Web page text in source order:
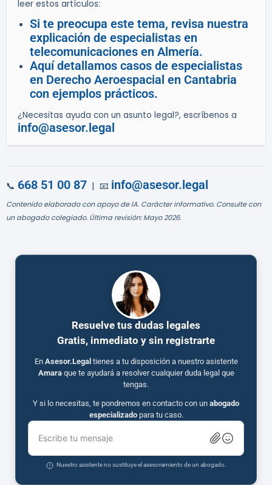
leer estos artículos:
Si te preocupa este tema, revisa nuestra
explicación de especialistas en
telecomunicaciones en Almería.
Aquí detallamos casos de especialistas
en Derecho Aeroespacial en Cantabria
con ejemplos prácticos.
¿Necesitas ayuda con un asunto legal?, escríbenos a
info@asesor.legal
📞 668 51 00 87 | 📧 info@asesor.legal
Contenido elaborado con apoyo de IA. Carácter informativo. Consulte con
un abogado colegiado. Última revisión: Mayo 2026.
Resuelve tus dudas legales
Gratis, inmediato y sin registrarte
En Asesor.Legal tienes a tu disposición a nuestro asistente
Amaraque te ayudará a resolver cualquier duda legal que
tengas.
Y si lo necesitas, te pondremos en contacto con un abogado
especializadopara tu caso.
Escribe tu mensaje
Nuestro asistente no sustituye el asesoramiento de un abogado.